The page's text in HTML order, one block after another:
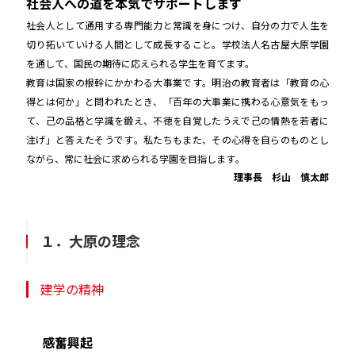
社会人として通用する専門能力と常識を身につけ、自分の力で人生を
切り拓いていける人間として成長すること。学校法人名古屋大原学園
を通して、国民の期待に応えられる学生を育てます。
教育は国家の根幹にかかわる大事業です。明治の教育者は「教育の心
得とは何か」と問われたとき、「百年の大事業に携わる心意気をもっ
て、己の品格と学識を鍛え、不徳を自覚したうえで己の情熱を若者に
注げ」と答えたそうです。私たちもまた、その心得を自らのものとし
ながら、常に社会に求められる学園を目指します。
理事長 杉山 慎太郎
１．大原の理念
建学の精神
感奮興起